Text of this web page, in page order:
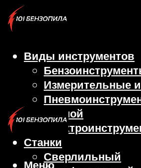
Виды инструментов
Измерительные
Ручной
Станки
Сверлильный
Меню